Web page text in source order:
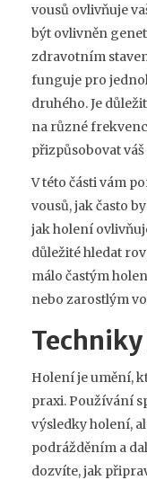
vousů ovlivňuje
být ovlivněn
zdravotním
funguje pro
druhého. Je
na různé
přizpůsobovat
V této části vám
vousů, jak často
jak holení
důležité hledat
málo častým
nebo zarostlým
Holení je umění,
praxi. Používání
výsledky holení,
podrážděním a
dozvíte, jak